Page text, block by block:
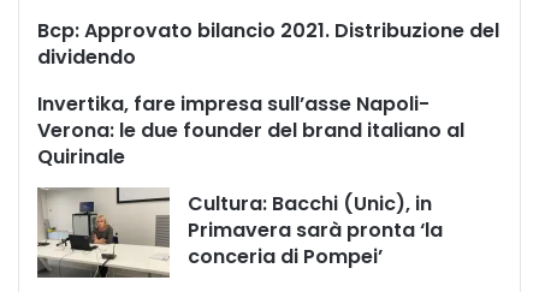
Bcp: Approvato bilancio 2021. Distribuzione del
dividendo
Invertika, fare impresa sull’asse Napoli-
Verona: le due founder del brand italiano al
Quirinale
Cultura: Bacchi (Unic), in
Primavera sarà pronta ‘la
conceria di Pompei’